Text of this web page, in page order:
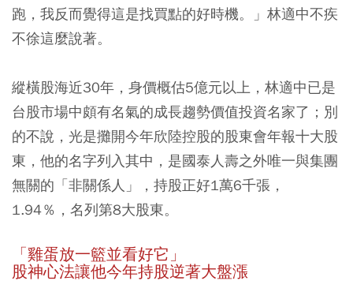
跑，我反而覺得這是找買點的好時機。」林適中不疾
不徐這麼說著。
縱橫股海近30年，身價概估5億元以上，林適中已是
台股市場中頗有名氣的成長趨勢價值投資名家了；別
的不說，光是攤開今年欣陸控股的股東會年報十大股
東，他的名字列入其中，是國泰人壽之外唯一與集團
無關的「非關係人」，持股正好1萬6千張，
1.94％，名列第8大股東。
「雞蛋放一籃並看好它」
股神心法讓他今年持股逆著大盤漲